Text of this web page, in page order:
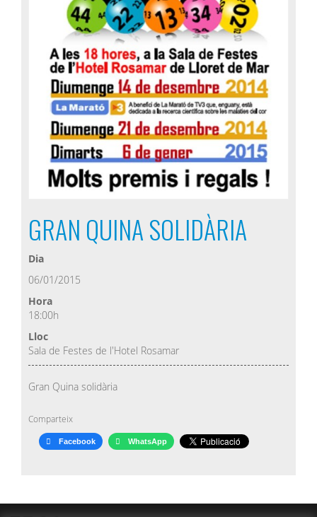
GRAN QUINA SOLIDÀRIA
Dia
06/01/2015
Hora
18:00h
Lloc
Sala de Festes de l'Hotel Rosamar
Gran Quina solidària
Comparteix
Facebook WhatsApp